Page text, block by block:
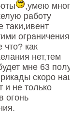
,умею
работу
таки,ивент
как
нет,тем
мне 63
скоро
и не только
огонь